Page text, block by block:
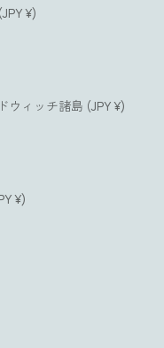
¥)
ウィッチ諸島 (JPY ¥)
¥)